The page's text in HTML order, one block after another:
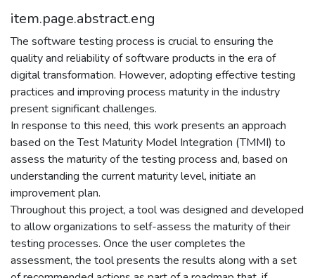
item.page.abstract.eng
The software testing process is crucial to ensuring the
quality and reliability of software products in the era of
digital transformation. However, adopting effective testing
practices and improving process maturity in the industry
present significant challenges.
In response to this need, this work presents an approach
based on the Test Maturity Model Integration (TMMI) to
assess the maturity of the testing process and, based on
understanding the current maturity level, initiate an
improvement plan.
Throughout this project, a tool was designed and developed
to allow organizations to self-assess the maturity of their
testing processes. Once the user completes the
assessment, the tool presents the results along with a set